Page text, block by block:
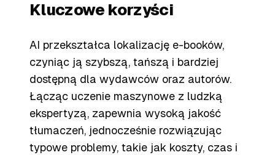
Kluczowe korzyści
AI przekształca lokalizację e-booków,
czyniąc ją szybszą, tańszą i bardziej
dostępną dla wydawców oraz autorów.
Łącząc uczenie maszynowe z ludzką
ekspertyzą, zapewnia wysoką jakość
tłumaczeń, jednocześnie rozwiązując
typowe problemy, takie jak koszty, czas i